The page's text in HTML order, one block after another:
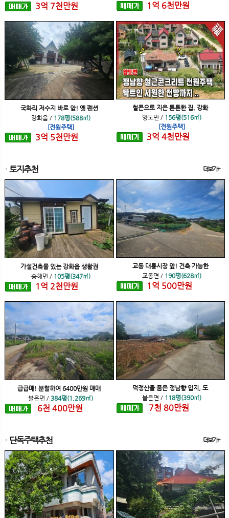
3억 7천만원 1 억 6천만원
국화리 저수지 바로 앞! 옛 펜션
강화읍/ 178평(588㎡)
[전원주택]
3억 5천만원
철콘으로 지은 튼튼한 집, 강화
양도면 / 156평(516㎡)
[전원주택]
3억 4천만원
토지추천 더보기+
가설건축물 있는 강화읍 생활권
송해면 / 105평(347㎡)
1 억 2천만원
교동 대룡시장 앞! 건축 가능한
교동면 / 190평(628㎡)
1 억 500만원
급급매! 분할하여 6400만원 매매
불은면 / 384평(1,269㎡)
6천 400만원
덕정산을 품은 정남향 입지, 도
불은면 / 118평(390㎡)
7천 80만원
단독주택추천 더보기+